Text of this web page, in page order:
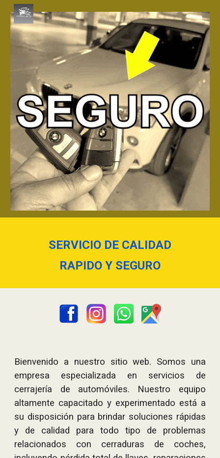
Skip to main content Skip to navigation
SERVICIO DE CALIDAD
RAPIDO Y SEGURO
Bienvenido a nuestro sitio web. Somos una
empresa especializada en servicios de
cerrajería de automóviles. Nuestro equipo
altamente capacitado y experimentado está a
su disposición para brindar soluciones rápidas
y de calidad para todo tipo de problemas
relacionados con cerraduras de coches,